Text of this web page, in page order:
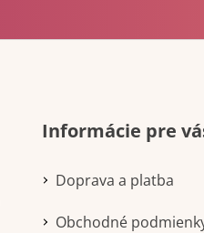
Informácie pre
Doprava a platba
Obchodné